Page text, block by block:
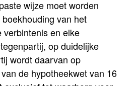
wijze moet worden
van het
en elke
op duidelijke
wordt daarvan op
de hypotheekwet van 16